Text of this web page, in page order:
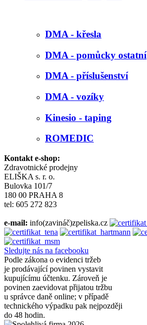
DMA - křesla
DMA - pomůcky ostatní
DMA - příslušenství
DMA - vozíky
Kinesio - taping
ROMEDIC
Kontakt e-shop:
Zdravotnické prodejny
ELIŠKA s. r. o.
Bulovka 101/7
180 00 PRAHA 8
tel: 605 272 823
e-mail: info(zavináč)zpeliska.cz
Sledujte nás na facebooku
Podle zákona o evidenci tržeb
je prodávající povinen vystavit
kupujícímu účtenku. Zároveň je
povinen zaevidovat přijatou tržbu
u správce daně online; v případě
technického výpadku pak nejpozději
do 48 hodin.